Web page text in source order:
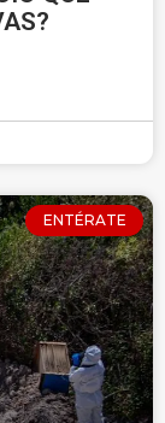
ENTÉRATE